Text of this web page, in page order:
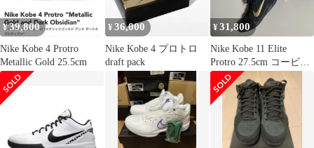
¥39,800
Nike Kobe 4 Protro
Metallic Gold 25.5cm
¥36,000
Nike Kobe 4 プロトロ
draft pack
¥31,800
Nike Kobe 11 Elite
Protro 27.5cm コービー
11